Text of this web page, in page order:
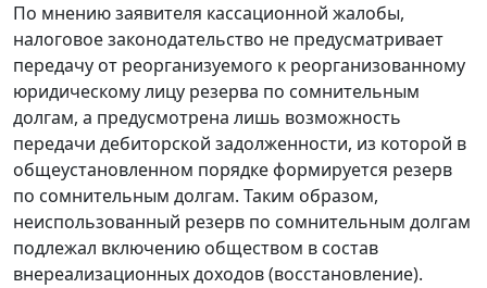
По мнению заявителя кассационной жалобы,
налоговое законодательство не предусматривает
передачу от реорганизуемого к реорганизованному
юридическому лицу резерва по сомнительным
долгам, а предусмотрена лишь возможность
передачи дебиторской задолженности, из которой в
общеустановленном порядке формируется резерв
по сомнительным долгам. Таким образом,
неиспользованный резерв по сомнительным долгам
подлежал включению обществом в состав
внереализационных доходов (восстановление).